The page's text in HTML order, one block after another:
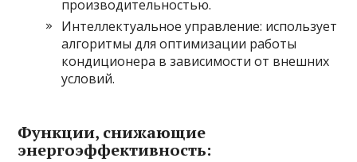
производительностью.
Интеллектуальное управление: использует
алгоритмы для оптимизации работы
кондиционера в зависимости от внешних
условий.
Функции, снижающие
энергоэффективность: